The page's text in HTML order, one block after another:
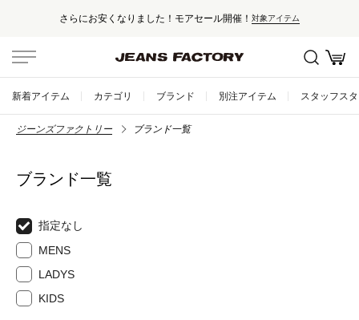
さらにお安くなりました！モアセール開催！ 対象アイテム
新着アイテム カテゴリ ブランド 別注アイテム スタッフス
ジーンズファクトリー ブランド一覧
ブランド一覧
指定なし
MENS
LADYS
KIDS